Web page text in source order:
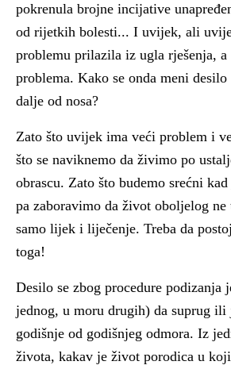
pokrenula brojne incijative
od rijetkih bolesti... I uvijek, ali
problemu prilazila iz ugla rješenja, a
problema. Kako se onda meni
dalje od nosa?
Zato što uvijek ima veći problem i
što se naviknemo da živimo po
obrascu. Zato što budemo srećni
pa zaboravimo da život oboljelog ne
samo lijek i liječenje. Treba da
toga!
Desilo se zbog procedure podizanja
jednog, u moru drugih) da suprug ili
godišnje od godišnjeg odmora. Iz
života, kakav je život porodica u